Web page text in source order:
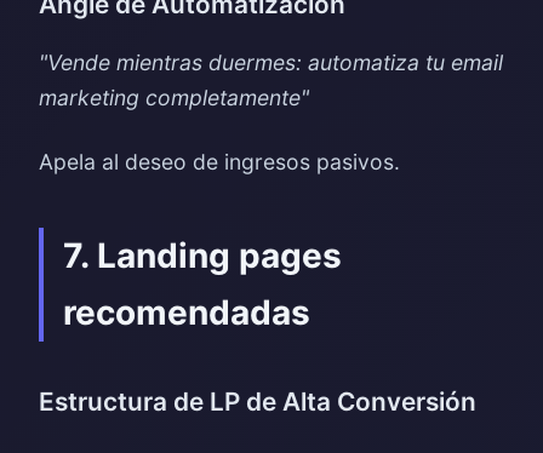
"Vende mientras duermes: automatiza tu email
marketing completamente"
Apela al deseo de ingresos pasivos.
7. Landing pages
recomendadas
Estructura de LP de Alta Conversión